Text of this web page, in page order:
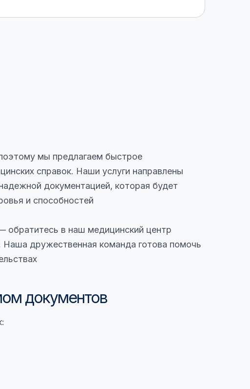
мы предлагаем быстрое
справок. Наши услуги направлены
документацией, которая будет
и способностей
обратитесь в наш медицинский центр
дружественная команда готова помочь
документов